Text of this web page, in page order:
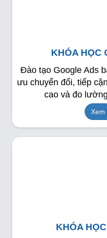
KHÓA HỌC
Đào tạo Google Ads
ưu chuyển đổi, tiếp
cao và đo
Xem
KHÓA